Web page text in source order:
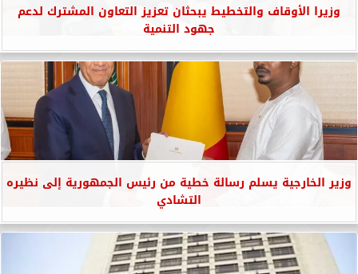
وزيرا الأوقاف والتخطيط يبحثان تعزيز التعاون المشترك لدعم
جهود التنمية
وزير الخارجية يسلم رسالة خطية من رئيس الجمهورية إلى نظيره
التشادي